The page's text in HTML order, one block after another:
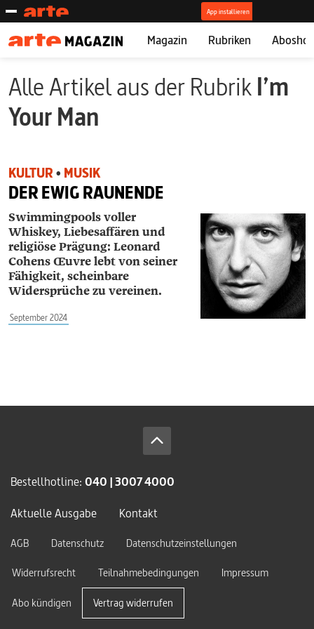
Magazin Rubriken
Alle Artikel aus der RubrikI’m
Your Man
KULTUR • MUSIK
DER EWIG RAUNENDE
Swimmingpools voller
Whiskey, Liebes­affären und
religiöse Prägung: Leonard
Cohens Œuvre lebt von seiner
Fähigkeit, scheinbare
Widersprüche zu vereinen.
September 2024
Bestellhotline: 040 | 3007 4000
Aktuelle Ausgabe
Kontakt
AGB Datenschutz
Datenschutzeinstellungen
Widerrufsrecht
Teilnahmebedingungen Impressum
Abo kündigen Vertrag widerrufen